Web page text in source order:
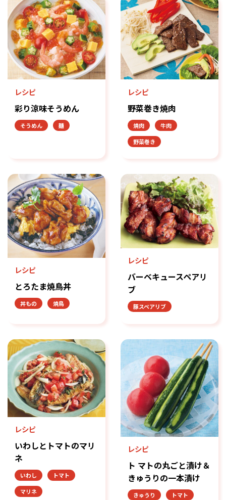
レシピ
彩り涼味そうめん
そうめん 麺
レシピ
野菜巻き焼肉
焼肉
牛肉
野菜巻き
レシピ
とろたま焼鳥丼
丼もの 焼鳥
レシピ
バーベキュースペアリ
ブ
豚スペアリブ
レシピ
いわしとトマトのマリ
ネ
いわし
トマト
マリネ
レシピ
ト マトの丸ごと漬け＆
きゅうりの一本漬け
きゅうり
トマト